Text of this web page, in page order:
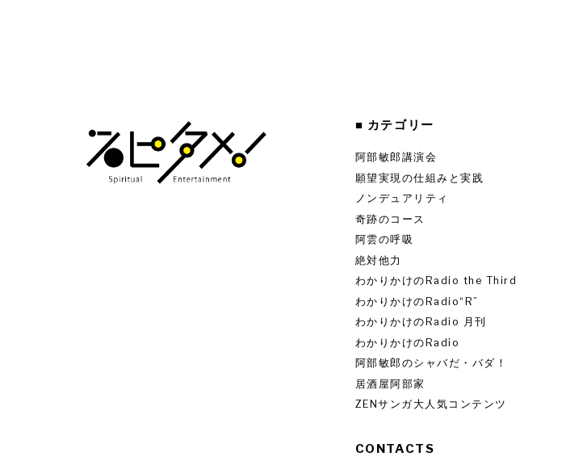
■ カテゴリー
阿部敏郎講演会
願望実現の仕組みと実践
ノンデュアリティ
奇跡のコース
阿雲の呼吸
絶対他力
わかりかけのRadio the Third
わかりかけのRadio“R”
わかりかけのRadio 月刊
わかりかけのRadio
阿部敏郎のシャバだ・バダ！
居酒屋阿部家
ZENサンガ大人気コンテンツ
CONTACTS